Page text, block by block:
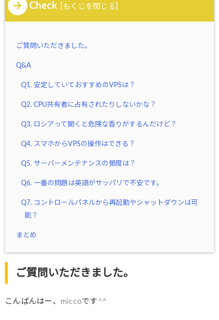
Check もくじを閉じる
ご質問いただきました。
Q&A
Q1. 安定していておすすめのVPSは？
Q2. CPU共有者に占有されたりしないかな？
Q3. ロシアって聞くと危険な香りがするんだけど？
Q4. スマホからVPSの操作はできる？
Q5. サーバーメンテナンスの頻度は？
Q6. 一番の問題は英語がサッパリで不安です。
Q7. コントロールパネルから再起動やシャットダウンは可
能？
まとめ
ご質問いただきました。
こんばんはー、miccoです^^